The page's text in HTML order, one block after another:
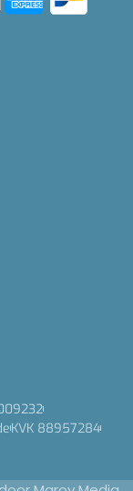
KVK 88957284